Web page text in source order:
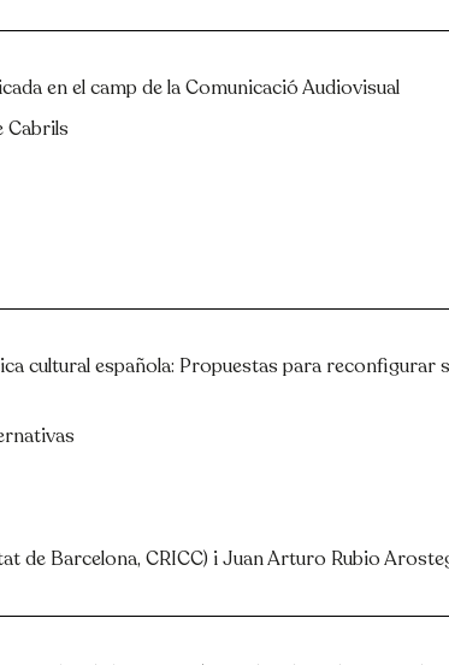
en el camp de la Comunicació Audiovisual
Cabrils
cultural española: Propuestas para reconfigurar
de Barcelona, CRICC) i Juan Arturo Rubio